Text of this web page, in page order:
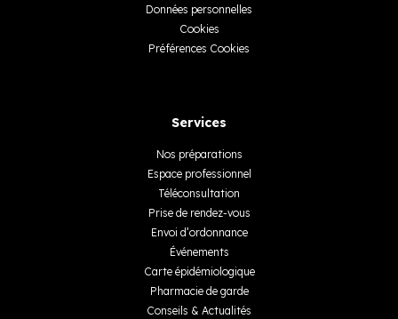
Données personnelles
Cookies
Préférences Cookies
Services
Nos préparations
Espace professionnel
Téléconsultation
Prise de rendez-vous
Envoi d’ordonnance
Événements
Carte épidémiologique
Pharmacie de garde
Conseils & Actualités